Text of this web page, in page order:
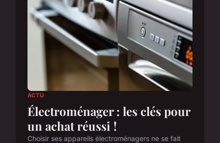
ACTU
Électroménager : les clés pour
un achat réussi !
Choisir ses appareils électroménagers ne se fait